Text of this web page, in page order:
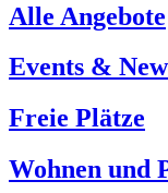
Alle Angebote
Events &
Freie Plätze
Wohnen und